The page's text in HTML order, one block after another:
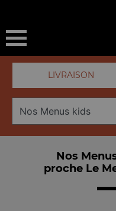
LIVRAISON
Nos
proche Le